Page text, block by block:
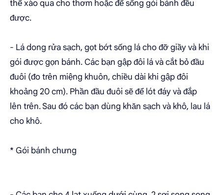
thể xào qua cho thơm hoặc để sống gói bánh đều
được.
- Lá dong rửa sạch, gọt bớt sống lá cho đỡ giầy và khi
gói được gọn bánh. Các bạn gập đôi lá và cắt bỏ đầu
đuôi (đo trên miệng khuôn, chiều dài khi gập đôi
khoảng 20 cm). Phần đầu đuôi sẽ để lót đáy và đắp
lên trên. Sau đó các bạn dùng khăn sạch và khô, lau lá
cho khô.
* Gói bánh chưng